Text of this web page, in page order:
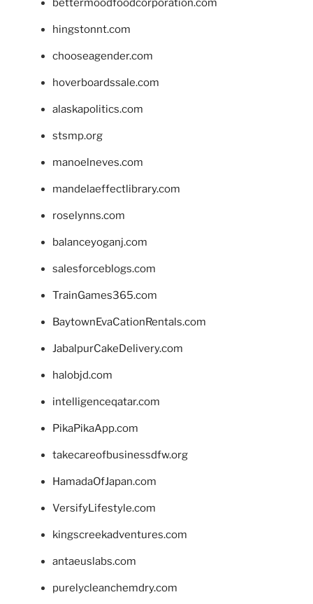
bettermoodfoodcorporation.com
hingstonnt.com
chooseagender.com
hoverboardssale.com
alaskapolitics.com
stsmp.org
manoelneves.com
mandelaeffectlibrary.com
roselynns.com
balanceyoganj.com
salesforceblogs.com
TrainGames365.com
BaytownEvaCationRentals.com
JabalpurCakeDelivery.com
halobjd.com
intelligenceqatar.com
PikaPikaApp.com
takecareofbusinessdfw.org
HamadaOfJapan.com
VersifyLifestyle.com
kingscreekadventures.com
antaeuslabs.com
purelycleanchemdry.com